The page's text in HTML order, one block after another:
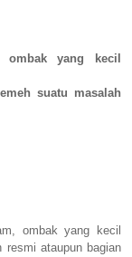
ombak yang kecil
suatu masalah
ombak yang kecil
resmi ataupun bagian